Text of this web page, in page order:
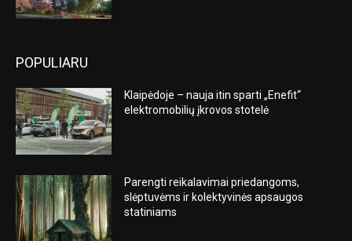
POPULIARU
Klaipėdoje – nauja itin sparti „Enefit“
elektromobilių įkrovos stotelė
Parengti reikalavimai priedangoms,
slėptuvėms ir kolektyvinės apsaugos
statiniams